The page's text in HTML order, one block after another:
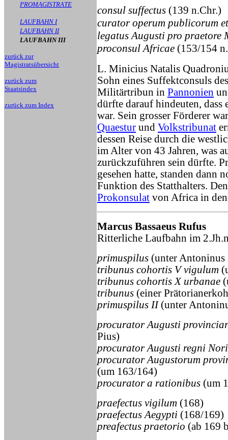
PROMAGISTRATE
LAUFBAHN I
LAUFBAHN II
LAUFBAHN III
zurück zur
Magistratsübersicht
zurück zum
Staatsindex
zurück zum Index
consul suffectus (139 n.Chr.)
curator operum publicorum
legatus Augusti pro praetore
proconsul Africae (153/154
L. Minicius Natalis
Sohn eines Suffektconsuls
Militärtribun in Pannonien
dürfte darauf hindeuten,
war. Sein grosser Förderer
Quaestur und Volkstribunat
dessen Reise durch die
im Alter von 43 Jahren, was
zurückzuführen sein dürfte.
gesehen hatte, standen dann
Funktion des Statthalters.
Prokonsulat von Africa in
Marcus Bassaeus Rufus
Ritterliche Laufbahn im
primuspilus (unter Antoninus
tribunus cohortis V vigulum
tribunus cohortis X urbanae
tribunus (einer
primuspilus II(unter
procurator Augusti
Pius)
procurator Augusti regni
procurator Augustorum
(um 163/164)
procurator a rationibus (um
praefectus vigilum (168)
praefectus Aegypti (168/169)
preafectus praetorio (ab 169